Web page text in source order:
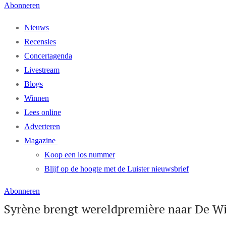
Abonneren
Nieuws
Recensies
Concertagenda
Livestream
Blogs
Winnen
Lees online
Adverteren
Magazine
Koop een los nummer
Blijf op de hoogte met de Luister nieuwsbrief
Abonneren
Syrène brengt wereldpremière naar De